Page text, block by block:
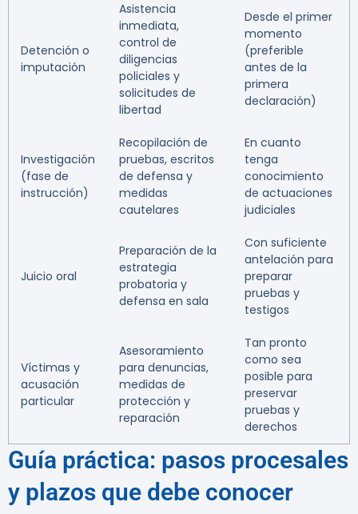
Detención o
imputación
Asistencia
inmediata,
control de
diligencias
policiales y
solicitudes de
libertad
Desde el primer
momento
(preferible
antes de la
primera
declaración)
Investigación
(fase de
instrucción)
Recopilación de
pruebas, escritos
de defensa y
medidas
cautelares
En cuanto
tenga
conocimiento
de actuaciones
judiciales
Juicio oral
Preparación de la
estrategia
probatoria y
defensa en sala
Con suficiente
antelación para
preparar
pruebas y
testigos
Víctimas y
acusación
particular
Asesoramiento
para denuncias,
medidas de
protección y
reparación
Tan pronto
como sea
posible para
preservar
pruebas y
derechos
Guía práctica: pasos procesales
y plazos que debe conocer